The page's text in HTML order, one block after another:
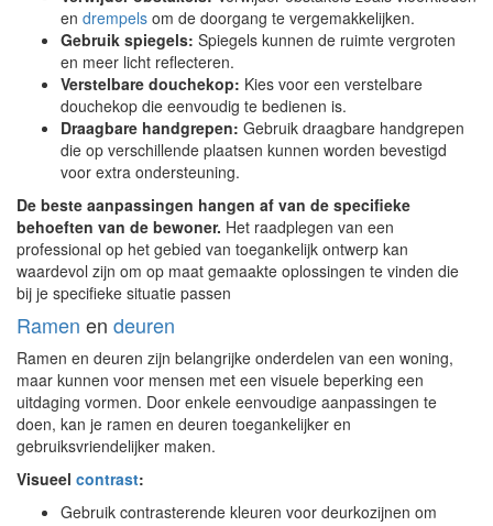
en drempels om de doorgang te vergemakkelijken.
Gebruik spiegels: Spiegels kunnen de ruimte vergroten
en meer licht reflecteren.
Verstelbare douchekop: Kies voor een verstelbare
douchekop die eenvoudig te bedienen is.
Draagbare handgrepen: Gebruik draagbare handgrepen
die op verschillende plaatsen kunnen worden bevestigd
voor extra ondersteuning.
De beste aanpassingen hangen af van de specifieke
behoeften van de bewoner. Het raadplegen van een
professional op het gebied van toegankelijk ontwerp kan
waardevol zijn om op maat gemaakte oplossingen te vinden die
bij je specifieke situatie passen
Ramen en deuren
Ramen en deuren zijn belangrijke onderdelen van een woning,
maar kunnen voor mensen met een visuele beperking een
uitdaging vormen. Door enkele eenvoudige aanpassingen te
doen, kan je ramen en deuren toegankelijker en
gebruiksvriendelijker maken.
Visueel contrast:
Gebruik contrasterende kleuren voor deurkozijnen om